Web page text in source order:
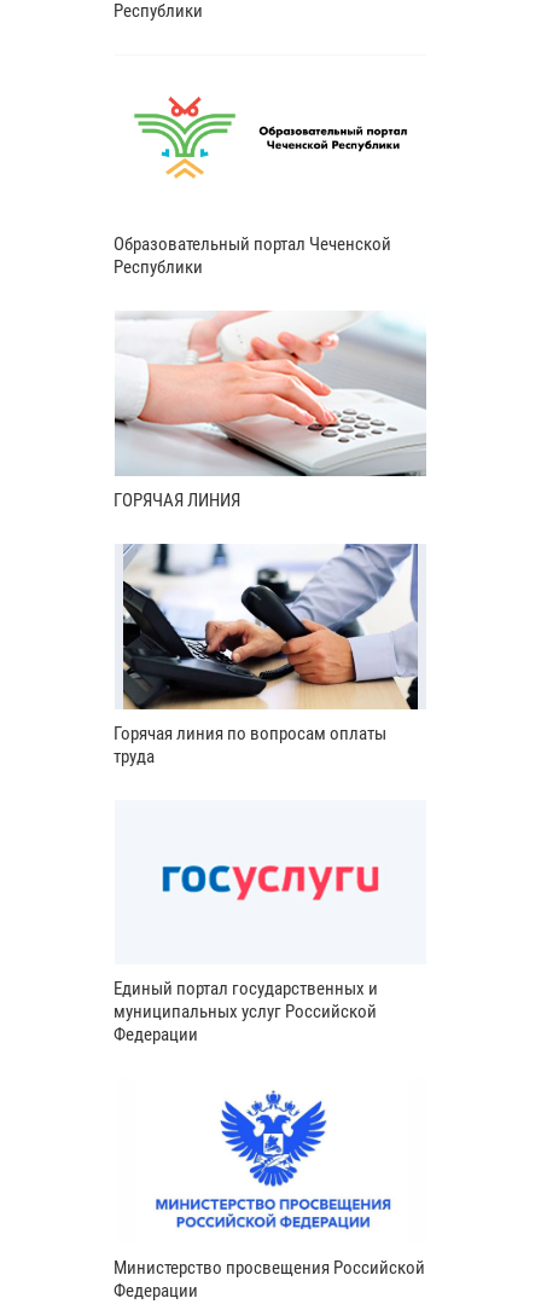
Республики
Образовательный портал Чеченской
Республики
ГОРЯЧАЯ ЛИНИЯ
Горячая линия по вопросам оплаты
труда
Единый портал государственных и
муниципальных услуг Российской
Федерации
Министерство просвещения Российской
Федерации